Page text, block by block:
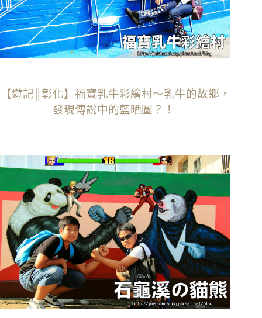
【遊記║彰化】福寶乳牛彩繪村～乳牛的故鄉，
發現傳說中的藍晒圖？！